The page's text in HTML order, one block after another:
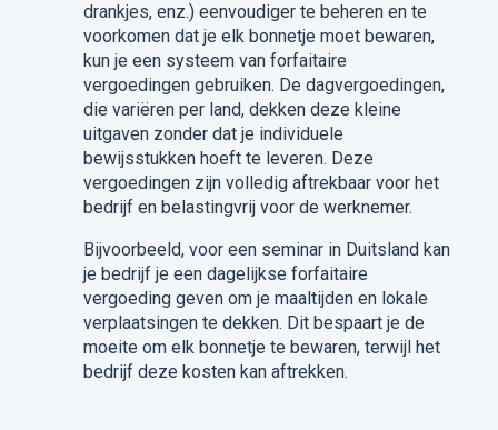
drankjes, enz.) eenvoudiger te beheren en te
voorkomen dat je elk bonnetje moet bewaren,
kun je een systeem van forfaitaire
vergoedingen gebruiken. De dagvergoedingen,
die variëren per land, dekken deze kleine
uitgaven zonder dat je individuele
bewijsstukken hoeft te leveren. Deze
vergoedingen zijn volledig aftrekbaar voor het
bedrijf en belastingvrij voor de werknemer.
Bijvoorbeeld, voor een seminar in Duitsland kan
je bedrijf je een dagelijkse forfaitaire
vergoeding geven om je maaltijden en lokale
verplaatsingen te dekken. Dit bespaart je de
moeite om elk bonnetje te bewaren, terwijl het
bedrijf deze kosten kan aftrekken.